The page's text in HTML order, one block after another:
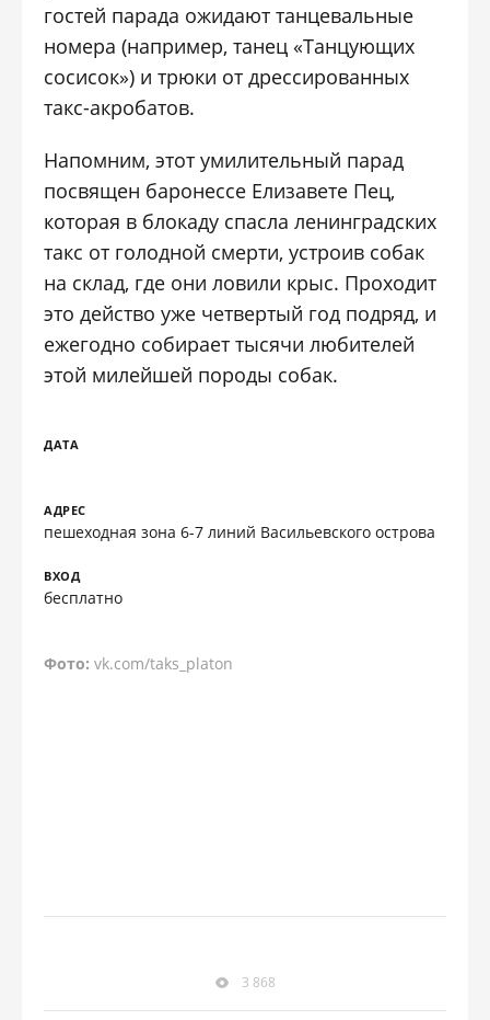
гостей парада ожидают танцевальные
номера (например, танец «Танцующих
сосисок») и трюки от дрессированных
такс-акробатов.
Напомним, этот умилительный парад
посвящен баронессе Елизавете Пец,
которая в блокаду спасла ленинградских
такс от голодной смерти, устроив собак
на склад, где они ловили крыс. Проходит
это действо уже четвертый год подряд, и
ежегодно собирает тысячи любителей
этой милейшей породы собак.
ДАТА
АДРЕС
пешеходная зона 6-7 линий Васильевского острова
ВХОД
бесплатно
Фото:vk.com/taks_platon
3 868